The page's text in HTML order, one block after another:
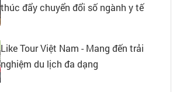
thúc đẩy chuyển đổi số ngành y tế
Like Tour Việt Nam - Mang đến trải
nghiệm du lịch đa dạng